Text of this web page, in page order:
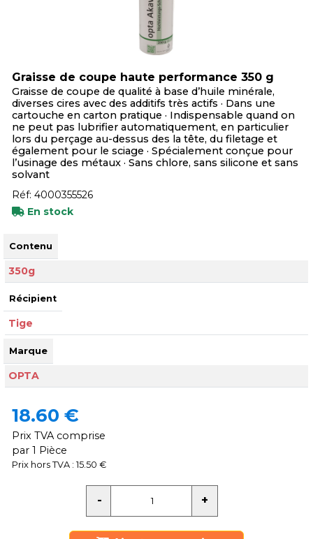
Graisse de coupe haute performance 350 g
Graisse de coupe de qualité à base d’huile minérale,
diverses cires avec des additifs très actifs · Dans une
cartouche en carton pratique · Indispensable quand on
ne peut pas lubrifier automatiquement, en particulier
lors du perçage au-dessus des la tête, du filetage et
également pour le sciage · Spécialement conçue pour
l’usinage des métaux · Sans chlore, sans silicone et sans
solvant
Réf: 4000355526
En stock
Contenu
350g
Récipient
Tige
Marque
OPTA
18.60 €
Prix TVA comprise
par 1 Pièce
Prix hors TVA : 15.50 €